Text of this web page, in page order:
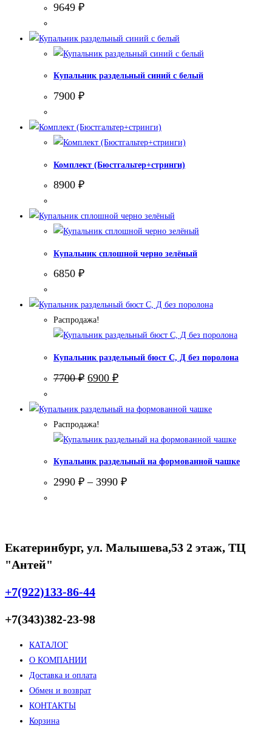
9649 ₽
Купальник раздельный синий с белый
7900 ₽
Комплект (Бюстгальтер+стринги)
8900 ₽
Купальник сплошной черно зелёный
6850 ₽
Распродажа!
Купальник раздельный бюст С, Д без поролона
7700₽ Первоначальная
цена
7700 ₽.
6900 ₽Текущая
цена:
Распродажа!
Купальник раздельный на формованной чашке
2990 ₽ – 3990 ₽
Екатеринбург, ул. Малышева,53 2 этаж, ТЦ
"Антей"
+7(922)133-86-44
+7(343)382-23-98
КАТАЛОГ
О КОМПАНИИ
Доставка и оплата
Обмен и возврат
КОНТАКТЫ
Корзина